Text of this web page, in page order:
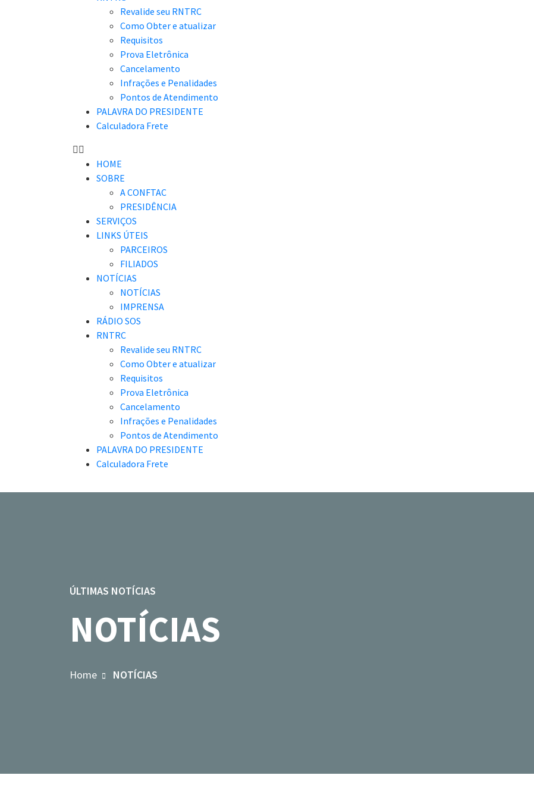
Revalide seu RNTRC
Como Obter e atualizar
Requisitos
Prova Eletrônica
Cancelamento
Infrações e Penalidades
Pontos de Atendimento
PALAVRA DO PRESIDENTE
Calculadora Frete
HOME
SOBRE
A CONFTAC
PRESIDÊNCIA
SERVIÇOS
LINKS ÚTEIS
PARCEIROS
FILIADOS
NOTÍCIAS
NOTÍCIAS
IMPRENSA
RÁDIO SOS
RNTRC
Revalide seu RNTRC
Como Obter e atualizar
Requisitos
Prova Eletrônica
Cancelamento
Infrações e Penalidades
Pontos de Atendimento
PALAVRA DO PRESIDENTE
Calculadora Frete
ÚLTIMAS NOTÍCIAS
NOTÍCIAS
Home NOTÍCIAS